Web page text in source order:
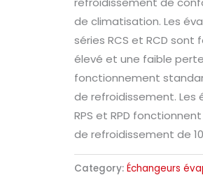
de climatisation. Les
séries RCS et RCD
élevé et une faible
fonctionnement
de refroidissement. Les
RPS et RPD
de refroidissement de
Category: Échangeurs